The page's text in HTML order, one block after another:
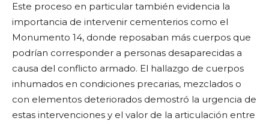
Este proceso en particular también evidencia la
importancia de intervenir cementerios como el
Monumento 14, donde reposaban más cuerpos que
podrían corresponder a personas desaparecidas a
causa del conflicto armado. El hallazgo de cuerpos
inhumados en condiciones precarias, mezclados o
con elementos deteriorados demostró la urgencia de
estas intervenciones y el valor de la articulación entre